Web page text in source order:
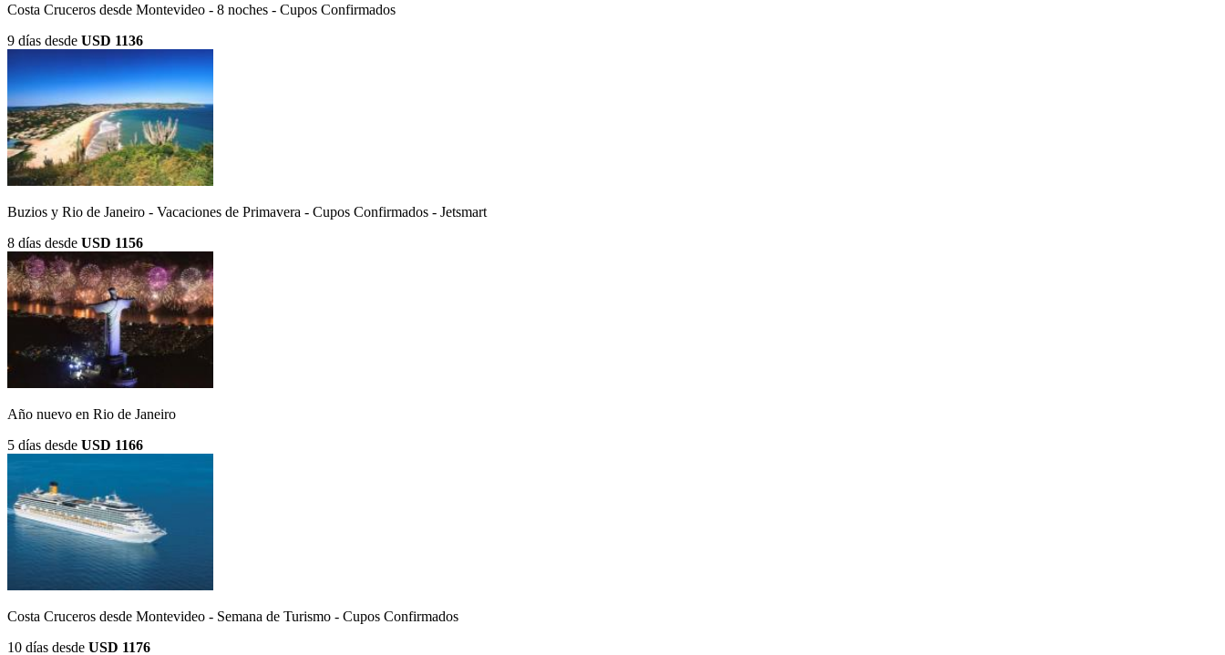
Costa Cruceros desde Montevideo - 8 noches - Cupos Confirmados
9 días desde USD 1136
Buzios y Rio de Janeiro - Vacaciones de Primavera - Cupos Confirmados - Jetsmart
8 días desde USD 1156
Año nuevo en Rio de Janeiro
5 días desde USD 1166
Costa Cruceros desde Montevideo - Semana de Turismo - Cupos Confirmados
10 días desde USD 1176